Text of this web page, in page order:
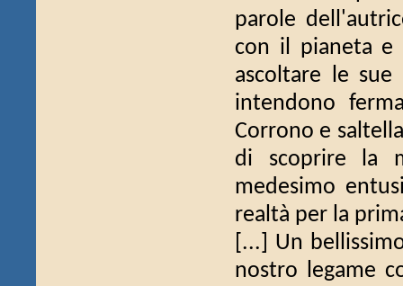
parole
con il pianeta e
ascoltare le
intendono
Corrono e
di scoprire la
medesimo
realtà per la
[...] Un
nostro legame